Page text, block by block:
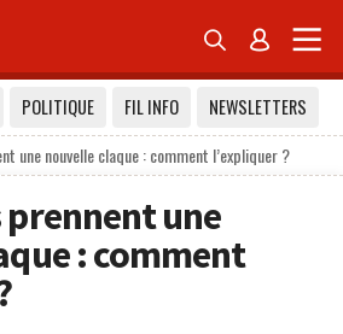
 
POLITIQUE FIL INFO
NEWSLETTERS
une nouvelle claque : comment l’expliquer ?
prennent une
: comment